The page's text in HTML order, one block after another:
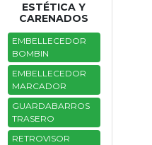
ESTÉTICA Y
CARENADOS
EMBELLECEDOR
BOMBIN
EMBELLECEDOR
MARCADOR
GUARDABARROS
TRASERO
RETROVISOR